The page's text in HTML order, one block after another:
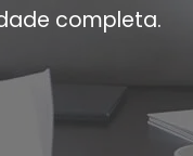
completa.